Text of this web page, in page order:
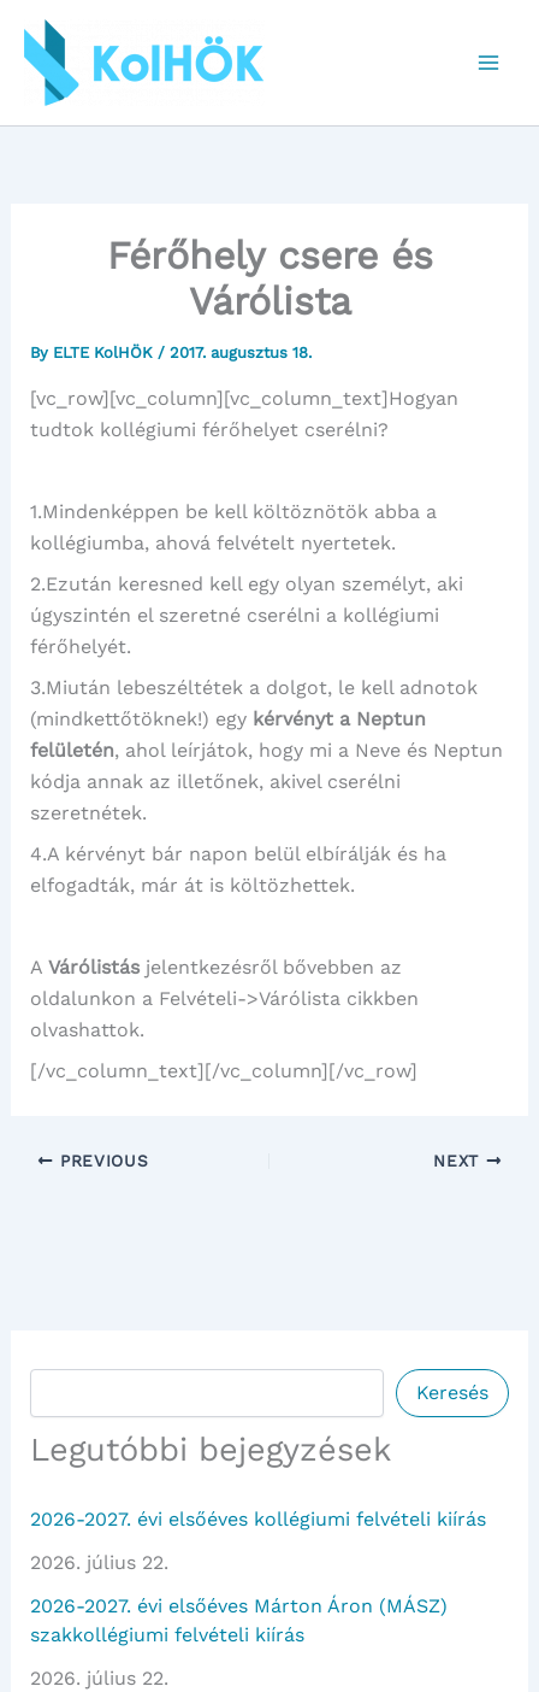
content
Férőhely csere és
Várólista
By ELTE KolHÖK / 2017. augusztus 18.
[vc_row][vc_column][vc_column_text]Hogyan
tudtok kollégiumi férőhelyet cserélni?
1.Mindenképpen be kell költöznötök abba a
kollégiumba, ahová felvételt nyertetek.
2.Ezután keresned kell egy olyan személyt, aki
úgyszintén el szeretné cserélni a kollégiumi
férőhelyét.
3.Miután lebeszéltétek a dolgot, le kell adnotok
(mindkettőtöknek!) egy kérvényt a Neptun
felületén, ahol leírjátok, hogy mi a Neve és Neptun
kódja annak az illetőnek, akivel cserélni
szeretnétek.
4.A kérvényt bár napon belül elbírálják és ha
elfogadták, már át is költözhettek.
A Várólistásjelentkezésről bővebben az
oldalunkon a Felvételi->Várólista cikkben
olvashattok.
[/vc_column_text][/vc_column][/vc_row]
PREVIOUS NEXT
Keresés
Legutóbbi bejegyzések
2026-2027. évi elsőéves kollégiumi felvételi kiírás
2026. július 22.
2026-2027. évi elsőéves Márton Áron (MÁSZ)
szakkollégiumi felvételi kiírás
2026. július 22.